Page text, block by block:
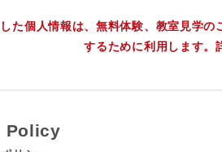
た個人情報は、無料体験、教室見学
するために利用します。